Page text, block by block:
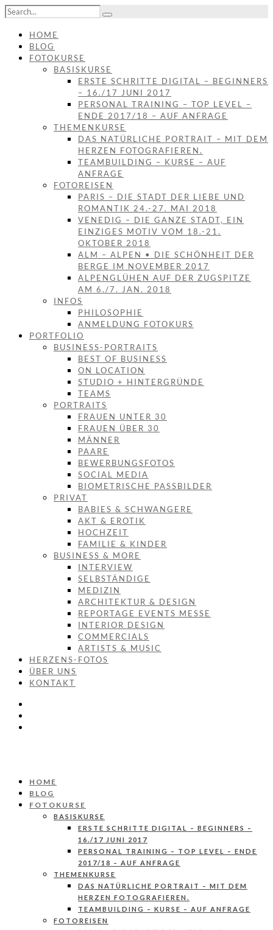
HOME
BLOG
FOTOKURSE
BASISKURSE
ERSTE SCHRITTE DIGITAL – BEGINNERS
– 16./17 JUNI 2017
PERSONAL TRAINING – TOP LEVEL –
ENDE 2017/18 – AUF ANFRAGE
THEMENKURSE
DAS NATÜRLICHE PORTRAIT – MIT DEM
HERZEN FOTOGRAFIEREN.
TEAMBUILDING – KURSE – AUF
ANFRAGE
FOTOREISEN
PARIS – DIE STADT DER LIEBE UND
ROMANTIK 24.-27. MAI 2018
VENEDIG – DIE GANZE STADT, EIN
EINZIGES MOTIV VOM 18.-21.
OKTOBER 2018
ALM – ALPEN • DIE SCHÖNHEIT DER
BERGE IM NOVEMBER 2017
ALPENGLÜHEN AUF DER ZUGSPITZE
AM 6./7. JAN. 2018
INFOS
PHILOSOPHIE
ANMELDUNG FOTOKURS
PORTFOLIO
BUSINESS-PORTRAITS
BEST OF BUSINESS
ON LOCATION
STUDIO + HINTERGRÜNDE
TEAMS
PORTRAITS
FRAUEN UNTER 30
FRAUEN ÜBER 30
MÄNNER
PAARE
BEWERBUNGSFOTOS
SOCIAL MEDIA
BIOMETRISCHE PASSBILDER
PRIVAT
BABIES & SCHWANGERE
AKT & EROTIK
HOCHZEIT
FAMILIE & KINDER
BUSINESS & MORE
INTERVIEW
SELBSTÄNDIGE
MEDIZIN
ARCHITEKTUR & DESIGN
REPORTAGE EVENTS MESSE
INTERIOR DESIGN
COMMERCIALS
ARTISTS & MUSIC
HERZENS-FOTOS
ÜBER UNS
KONTAKT
HOME
BLOG
FOTOKURSE
BASISKURSE
ERSTE SCHRITTE DIGITAL – BEGINNERS –
16./17 JUNI 2017
PERSONAL TRAINING – TOP LEVEL – ENDE
2017/18 – AUF ANFRAGE
THEMENKURSE
DAS NATÜRLICHE PORTRAIT – MIT DEM
HERZEN FOTOGRAFIEREN.
TEAMBUILDING – KURSE – AUF ANFRAGE
FOTOREISEN